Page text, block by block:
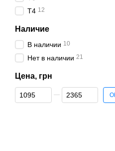
T4 12
Наличие
В наличии 10
Нет в наличии 21
Цена, грн
От Цена, грн
До Цена, грн